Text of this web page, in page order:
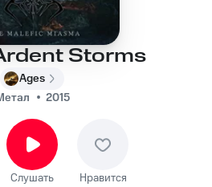
Storms
Ages
2015
Слушать Нравится